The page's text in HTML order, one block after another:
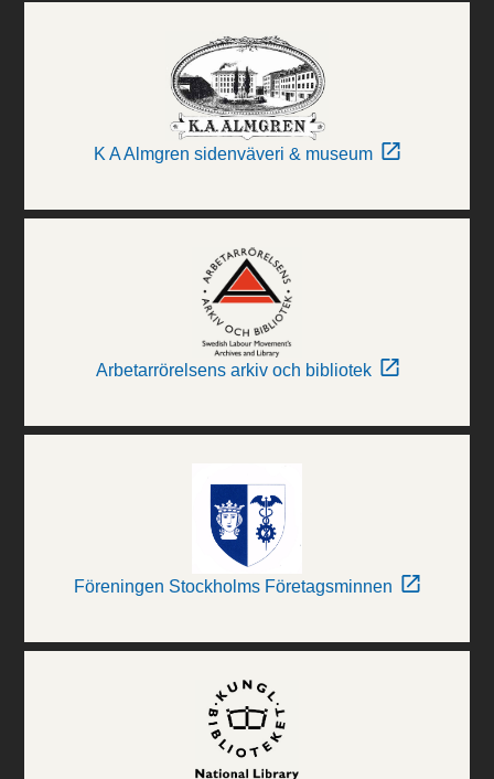
K A Almgren sidenväveri & museum
Arbetarrörelsens arkiv och bibliotek
Föreningen Stockholms Företagsminnen